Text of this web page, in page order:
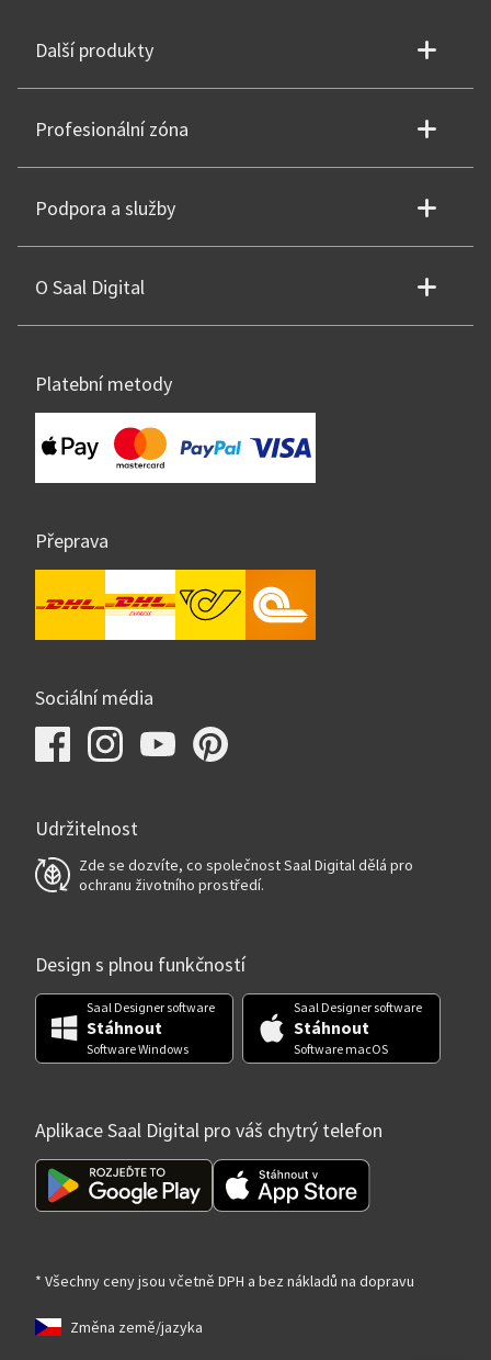
Další produkty
Profesionální zóna
Podpora a služby
O Saal Digital
Platební metody
Přeprava
Sociální média
Udržitelnost
Zde se dozvíte, co společnost Saal Digital dělá pro
ochranu životního prostředí.
Design s plnou funkčností
Saal Designer software
Stáhnout
Software Windows
Saal Designer software
Stáhnout
Software macOS
Aplikace Saal Digital pro váš chytrý telefon
* Všechny ceny jsou včetně DPH a bez nákladů na dopravu
Změna země/jazyka